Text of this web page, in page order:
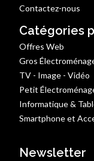
Contactez-nous
Catégories
Offres Web
Gros
TV - Image - Vidéo
Petit
Informatique &
Smartphone et
Newsletter